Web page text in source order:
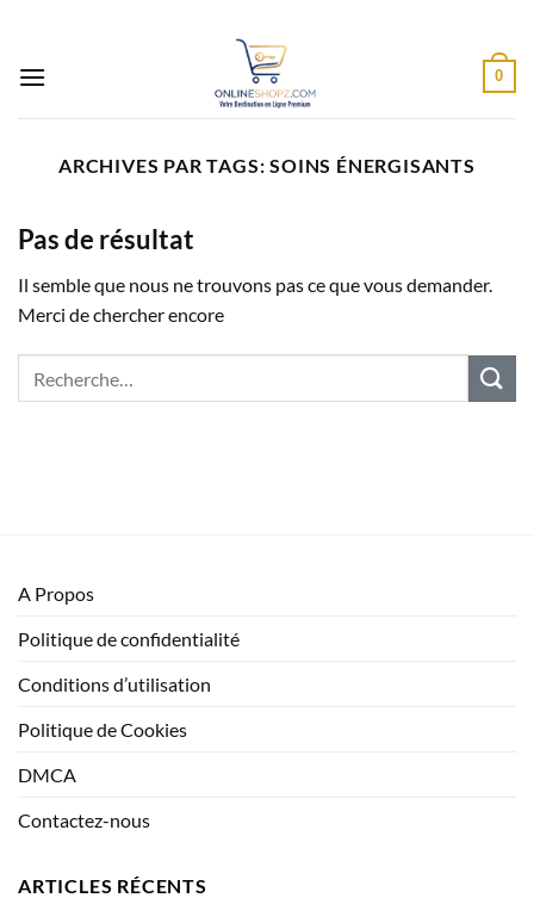
contenu
0
ARCHIVES PAR TAGS:SOINS ÉNERGISANTS
Pas de résultat
Il semble que nous ne trouvons pas ce que vous demander.
Merci de chercher encore
A Propos
Politique de confidentialité
Conditions d’utilisation
Politique de Cookies
DMCA
Contactez-nous
ARTICLES RÉCENTS